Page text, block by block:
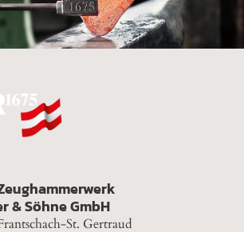
& Söhne GmbH
St. Gertraud